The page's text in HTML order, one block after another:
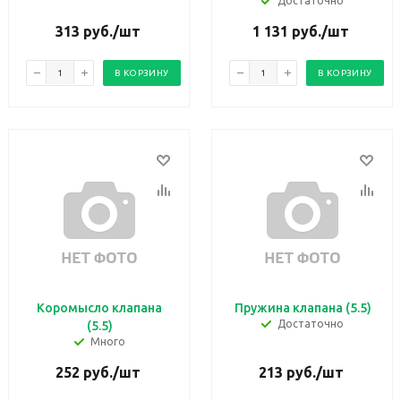
313 руб./шт
В КОРЗИНУ
1 131 руб./шт
В КОРЗИНУ
Коромысло клапана
(5.5)
Много
252 руб./шт
Пружина клапана (5.5)
Достаточно
213 руб./шт